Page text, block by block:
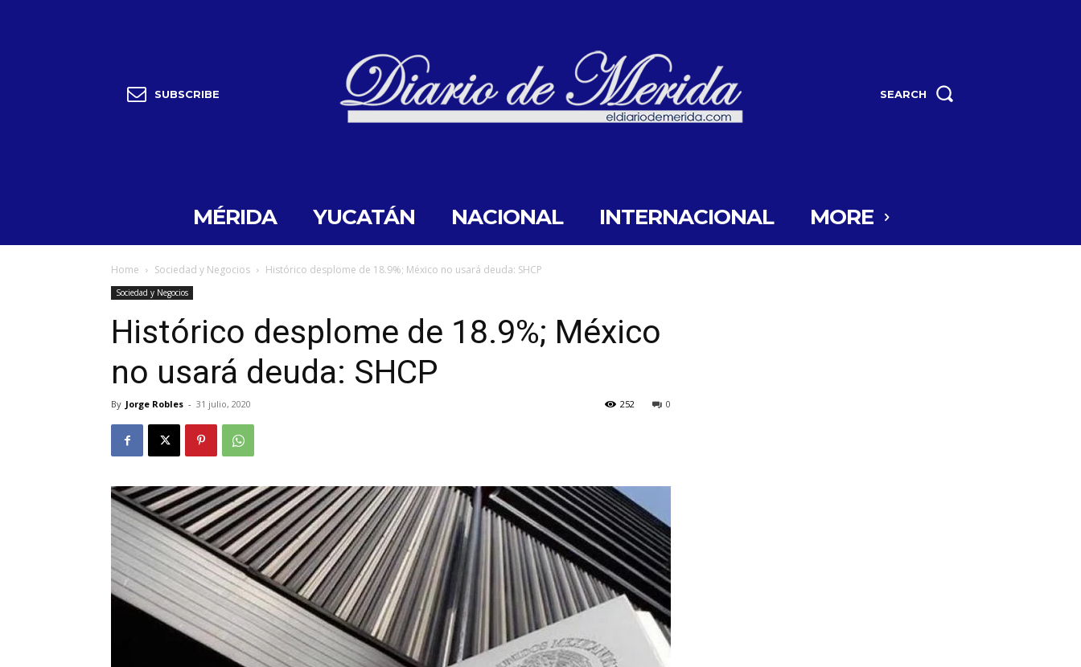
SUBSCRIBE SEARCH
MÉRIDA YUCATÁN NACIONAL INTERNACIONAL MORE
Home Sociedad y Negocios Histórico desplome de 18.9%; México no usará deuda: SHCP
Sociedad y Negocios
Histórico desplome de 18.9%; México
no usará deuda: SHCP
By Jorge Robles - 31 julio, 2020 0
252